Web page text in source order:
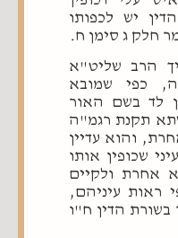
יש לכפותו
חלק ג סימן ח.
הרב שליט"א
כפי שמובא
לד בשם האור
תקנת רגמ"ה
והוא עדיין
שכופין אותו
אחרת ולקיים
ראות עיניהם,
הדין ח"ו